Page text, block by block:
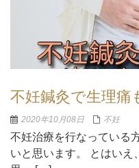
不妊鍼灸で生理痛
2020年10月08日 不妊
不妊治療を行なっている
いと思います。 とはいえ